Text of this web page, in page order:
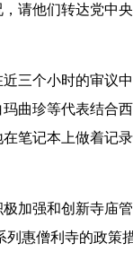
请他们转达党中
个小时的审议
曲珍等代表结合
笔记本上做着记
强和创新寺庙
列惠僧利寺的政策